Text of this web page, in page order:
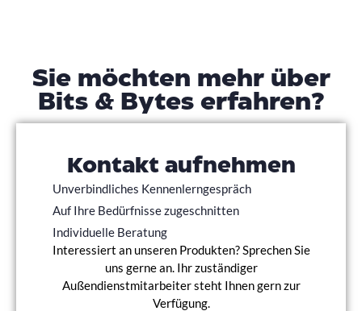
Sie möchten mehr über
Bits & Bytes erfahren?
Kontakt aufnehmen
Unverbindliches Kennenlerngespräch
Auf Ihre Bedürfnisse zugeschnitten
Individuelle Beratung
Interessiert an unseren Produkten? Sprechen Sie
uns gerne an. Ihr zuständiger
Außendienstmitarbeiter steht Ihnen gern zur
Verfügung.